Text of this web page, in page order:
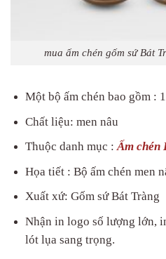
mua ấm chén gốm sứ Bát
Một bộ ấm chén bao gồm :
Chất liệu: men nâu
Thuộc danh mục :Ấm chén
Họa tiết : Bộ ấm chén men
Xuất xứ: Gốm sứ Bát Tràng
Nhận in logo số lượng lớn,
lót lụa sang trọng.